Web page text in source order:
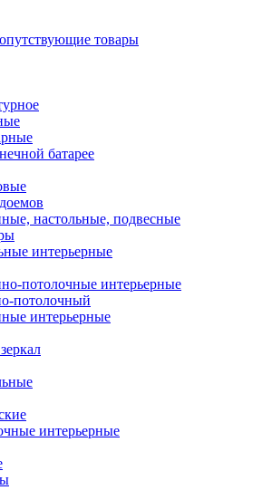
товары
батарее
настольные, подвесные
интерьерные
потолочные интерьерные
потолочный
интерьерные
интерьерные